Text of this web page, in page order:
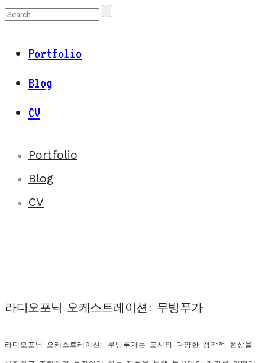
Portfolio
Blog
CV
Portfolio
Blog
CV
라디오포닉 오케스트레이션: 무빙푸가
라디오포닉 오케스트레이션: 무빙푸가는 도시의 다양한 청각적 현상을